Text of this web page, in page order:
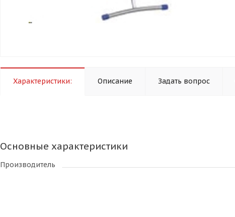
Характеристики: Описание Задать вопрос
Основные характеристики
Производитель